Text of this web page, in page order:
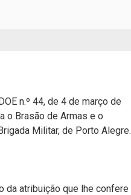
n.º 44, de 4 de março de
o Brasão de Armas e o
Militar, de Porto Alegre.
da atribuição que lhe confere